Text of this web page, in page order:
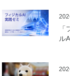
実施
いを開
「フィ
ルAI実